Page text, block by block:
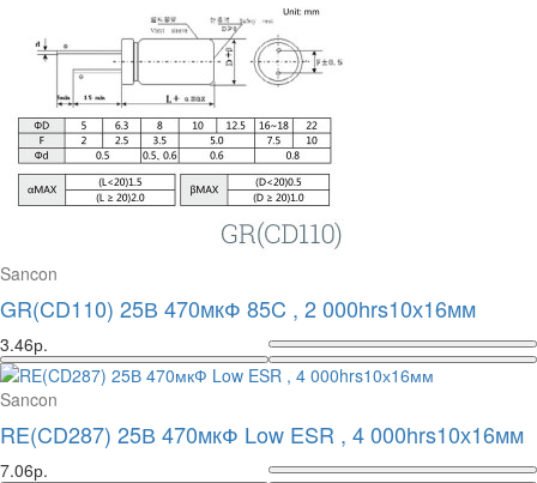
Sancon
GR(CD110) 25В 470мкФ 85C , 2 000hrs10х16мм
3.46р.
Sancon
RE(CD287) 25В 470мкФ Low ESR , 4 000hrs10х16мм
7.06р.